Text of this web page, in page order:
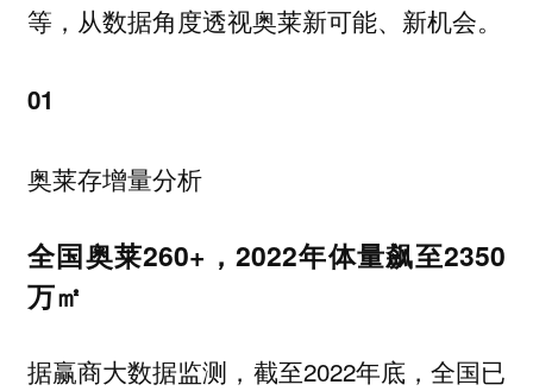
等，从数据角度透视奥莱新可能、新机会。
01
奥莱存增量分析
全国奥莱260+，2022年体量飙至2350
万㎡
据赢商大数据监测，截至2022年底，全国已